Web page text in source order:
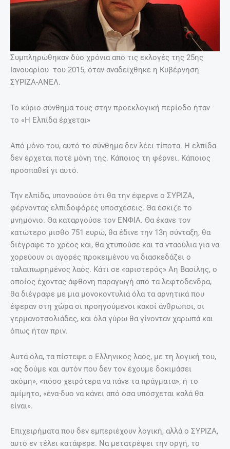
Συμπληρώθηκαν δύο χρόνια από τις εκλογές της 25ης
Ιανουαρίου του 2015, όταν αναδείχθηκε η Κυβέρνηση
ΣΥΡΙΖΑ-ΑΝΕΛ.
Το κύριο σύνθημα τους στην προεκλογική περίοδο ήταν
το «Η Ελπίδα έρχεται»
Από μόνο του, αυτό το σύνθημα δεν λέει τίποτα. Η ελπίδα
δεν έρχεται ποτέ μόνη της. Κάποιος τη φέρνει. Κάποιος
προσπαθεί γι αυτό.
Την ελπίδα, υπονοούσε ότι θα την έφερνε ο ΣΥΡΙΖΑ,
φέρνοντας ελπιδοφόρες υποσχέσεις. Θα έσκιζε το
μνημόνιο. Θα καταργούσε τον ΕΝΦΙΑ. Θα έκανε τον
κατώτερο μισθό 751 ευρώ, θα έδινε την 13η σύνταξη, θα
διέγραφε το χρέος και, θα χτυπούσε και τα νταούλια για να
χορεύουν οι αγορές προκειμένου να διασκεδάζει ο
ταλαιπωρημένος λαός. Κάτι σε «αριστερός» Αη Βασίλης, ο
οποίος έχοντας άφθονη παραγωγή από τα λεφτόδενδρα,
θα διέγραφε με μια μονοκοντυλιά όλα τα αρνητικά που
έφεραν στη χώρα οι προηγούμενοι κακοί άνθρωποι, οι
γερμανοτσολιάδες, και όλα γύρω θα γίνονταν χαρωπά και
όπως ήταν πριν.
Αυτά όλα, τα πίστεψε ο Ελληνικός λαός, με τη λογική του,
«ας δούμε και αυτόν που δεν τον έχουμε δοκιμάσει
ακόμη», «πόσο χειρότερα να πάνε τα πράγματα», ή το
αμίμητο, «ένα-δυο να κάνει από όσα υπόσχεται καλά θα
είναι».
Επιχειρήματα που δεν εμπεριέχουν λογική, αλλά ο ΣΥΡΙΖΑ,
αυτό εν τέλει κατάφερε. Να μετατρέψει την οργή, το